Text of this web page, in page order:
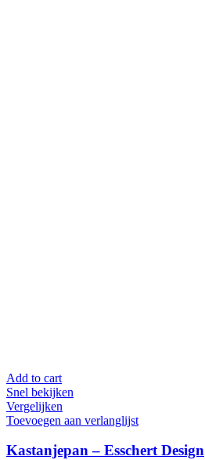
Add to cart
Snel bekijken
Vergelijken
Toevoegen aan verlanglijst
Kastanjepan – Esschert Design